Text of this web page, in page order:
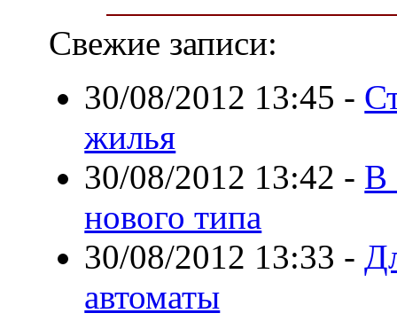
Свежие записи:
30/08/2012 13:45 -
жилья
30/08/2012 13:42 - В
нового типа
30/08/2012 13:33 -
автоматы